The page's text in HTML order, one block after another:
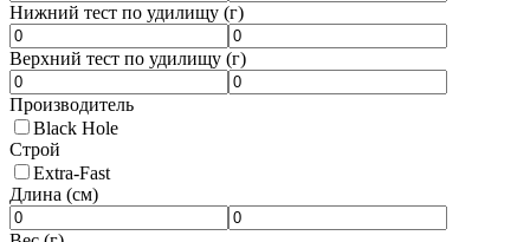
Нижний тест по удилищу (г)
Верхний тест по удилищу (г)
Производитель
Black Hole
Строй
Extra-Fast
Длина (см)